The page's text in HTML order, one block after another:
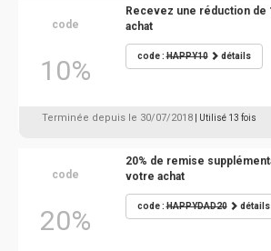
code
10%
Recevez une réduction de
achat
code :HAPPY10 détails
Terminée depuis le 30/07/2018 | Utilisé 13 fois
code
20%
20% de remise
votre achat
code :HAPPYDAD20 détails